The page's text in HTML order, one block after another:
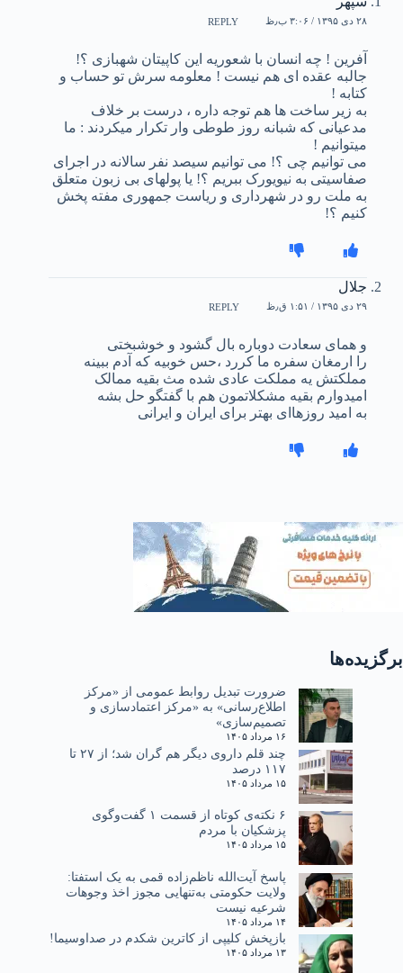
۲۸ دی ۱۳۹۵ / ۳:۰۶ ب٫ظ REPLY
آفرین ! چه انسان با شعوریه این کاپیتان شهبازى ؟!
جالبه عقده اى هم نیست ! معلومه سرش تو حساب و
کتابه !
به زیر ساخت ها هم توجه داره ، درست بر خلاف
مدعیانى که شبانه روز طوطى وار تکرار میکردند : ما
میتوانیم !
مى توانیم چى ؟! مى توانیم سیصد نفر سالانه در اجراى
صفاسیتى به نیویورک ببریم ؟! یا پولهاى بى زبون متعلق
به ملت رو در شهردارى و ریاست جمهورى مفته پخش
کنیم ؟!
جلال
۲۹ دی ۱۳۹۵ / ۱:۵۱ ق٫ظ REPLY
و همای سعادت دوباره بال گشود و خوشبختی
را ارمغان سفره ما کررد ،حس خوبیه که آدم ببینه
مملکتش یه مملکت عادی شده مث بقیه ممالک
امیدوارم بقیه مشکلاتمون هم با گفتگو حل بشه
به امید روزهاای بهتر برای ایران و ایرانی
برگزیده‌ها
ضرورت تبدیل روابط عمومی از «مرکز
اطلاع‌رسانی» به «مرکز اعتمادسازی و
تصمیم‌سازی»
۱۶ مرداد ۱۴۰۵
چند قلم داروی دیگر هم گران شد؛ از ۲۷ تا
۱۱۷ درصد
۱۵ مرداد ۱۴۰۵
۶ نکته‌ی کوتاه از قسمت ۱ گفت‌وگوی
پزشکیان با مردم
۱۵ مرداد ۱۴۰۵
پاسخ آیت‌الله ناظم‌زاده قمی به یک استفتا:
ولایت حکومتی به‌تنهایی مجوز اخذ وجوهات
شرعیه نیست
۱۴ مرداد ۱۴۰۵
بازپخش کلیپی از کاترین شکدم در صداوسیما!
۱۳ مرداد ۱۴۰۵